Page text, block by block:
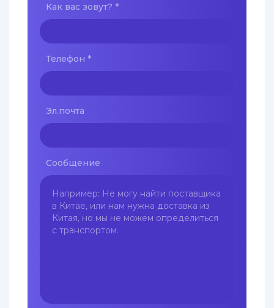
Как вас зовут? *
Телефон *
Эл.почта
Сообщение